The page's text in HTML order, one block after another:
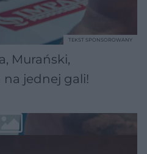
Murański,
na jednej gali!
TEKST SPONSOROWANY